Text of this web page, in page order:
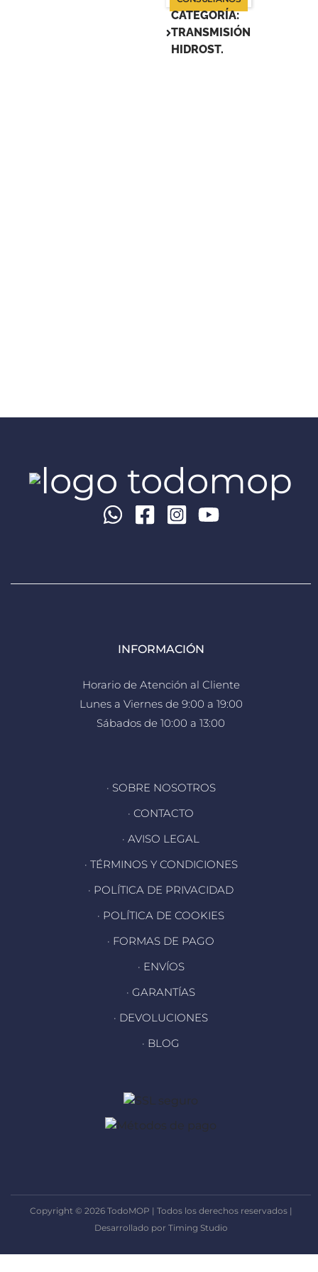
CATEGORÍA:
TRANSMISIÓN
HIDROST.
INFORMACIÓN
Horario de Atención al Cliente
Lunes a Viernes de 9:00 a 19:00
Sábados de 10:00 a 13:00
· SOBRE NOSOTROS
· CONTACTO
· AVISO LEGAL
· TÉRMINOS Y CONDICIONES
· POLÍTICA DE PRIVACIDAD
· POLÍTICA DE COOKIES
· FORMAS DE PAGO
· ENVÍOS
· GARANTÍAS
· DEVOLUCIONES
· BLOG
Copyright © 2026 TodoMOP | Todos los derechos reservados |
Desarrollado por Timing Studio